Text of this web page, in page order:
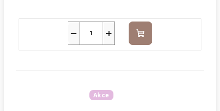
+
− Do
košíku
Akce